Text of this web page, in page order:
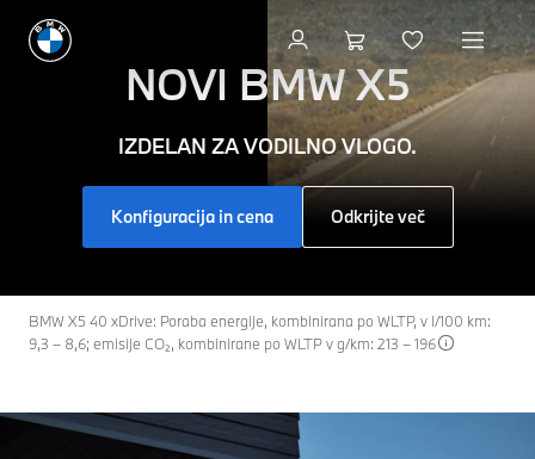
NOVI BMW X5
IZDELAN ZA VODILNO VLOGO.
Konfiguracija in cena Odkrijte več
BMW X5 40 xDrive: Poraba energije, kombinirana po WLTP, v l/100 km:
9,3 – 8,6; emisije CO₂, kombinirane po WLTP v g/km: 213 – 196